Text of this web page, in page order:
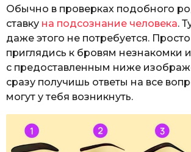
Обычно в проверках подобного
ставку на подсознание человека.
даже этого не потребуется.
приглядись к бровям незнакомки и
с предоставленным ниже
сразу получишь ответы на все
могут у тебя возникнуть.